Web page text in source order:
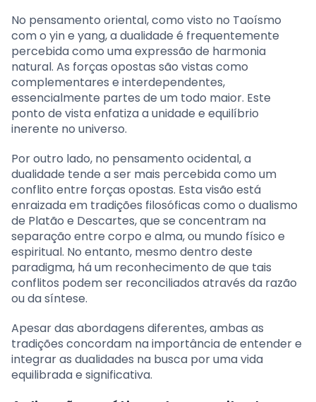
No pensamento oriental, como visto no Taoísmo
com o yin e yang, a dualidade é frequentemente
percebida como uma expressão de harmonia
natural. As forças opostas são vistas como
complementares e interdependentes,
essencialmente partes de um todo maior. Este
ponto de vista enfatiza a unidade e equilíbrio
inerente no universo.
Por outro lado, no pensamento ocidental, a
dualidade tende a ser mais percebida como um
conflito entre forças opostas. Esta visão está
enraizada em tradições filosóficas como o dualismo
de Platão e Descartes, que se concentram na
separação entre corpo e alma, ou mundo físico e
espiritual. No entanto, mesmo dentro deste
paradigma, há um reconhecimento de que tais
conflitos podem ser reconciliados através da razão
ou da síntese.
Apesar das abordagens diferentes, ambas as
tradições concordam na importância de entender e
integrar as dualidades na busca por uma vida
equilibrada e significativa.